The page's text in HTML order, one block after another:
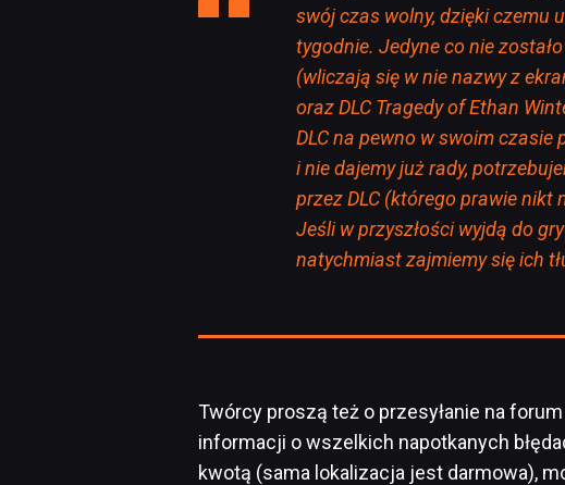
swój czas wolny, dzięki czemu
tygodnie. Jedyne co nie
(wliczają się w nie nazwy z
oraz DLC Tragedy of Ethan
DLC na pewno w swoim czasie
i nie dajemy już rady,
przez DLC (którego prawie nikt
Jeśli w przyszłości wyjdą do
natychmiast zajmiemy się ich
Twórcy proszą też o przesyłanie na
informacji o wszelkich napotkanych
kwotą (sama lokalizacja jest darmowa),